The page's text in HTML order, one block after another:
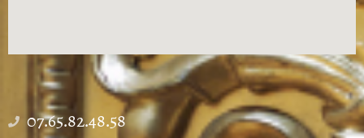
07.65.82.48.58